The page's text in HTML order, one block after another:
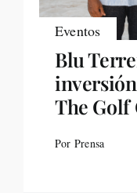
Eventos
Blu
The
Por Prensa